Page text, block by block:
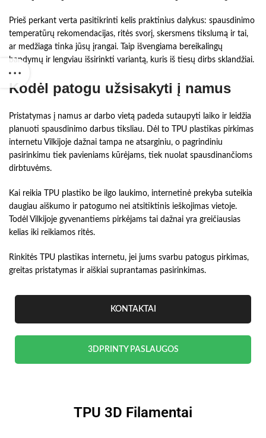
Prieš perkant verta pasitikrinti kelis praktinius dalykus: spausdinimo
temperatūrų rekomendacijas, ritės svorį, skersmens tikslumą ir tai,
ar medžiaga tinka jūsų įrangai. Taip išvengiama bereikalingų
bandymų ir lengviau išsirinkti variantą, kuris iš tiesų dirbs sklandžiai.
Kodėl patogu užsisakyti į namus
Pristatymas į namus ar darbo vietą padeda sutaupyti laiko ir leidžia
planuoti spausdinimo darbus tiksliau. Dėl to TPU plastikas pirkimas
internetu Vilkijoje dažnai tampa ne atsarginiu, o pagrindiniu
pasirinkimu tiek pavieniams kūrėjams, tiek nuolat spausdinančioms
dirbtuvėms.
Kai reikia TPU plastiko be ilgo laukimo, internetinė prekyba suteikia
daugiau aiškumo ir patogumo nei atsitiktinis ieškojimas vietoje.
Todėl Vilkijoje gyvenantiems pirkėjams tai dažnai yra greičiausias
kelias iki reikiamos ritės.
Rinkitės TPU plastikas internetu, jei jums svarbu patogus pirkimas,
greitas pristatymas ir aiškiai suprantamas pasirinkimas.
KONTAKTAI
3DPRINTY PASLAUGOS
TPU 3D Filamentai